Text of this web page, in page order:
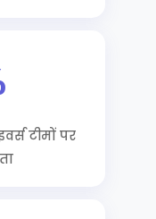
टीमों पर